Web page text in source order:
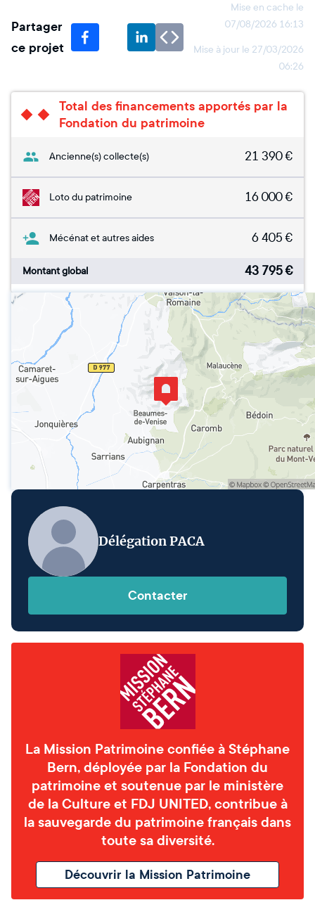
Partager
ce projet
Mise en cache le
07/08/2026 16:13
Mise à jour le 27/03/2026
06:26
Total des financements apportés par la
Fondation du patrimoine
Ancienne(s) collecte(s) 21 390€
Loto du patrimoine 16 000€
Mécénat et autres aides 6 405 €
Montant global 43 795€
Délégation PACA
Contacter
La Mission Patrimoine confiée à Stéphane
Bern, déployée par la Fondation du
patrimoine et soutenue par le ministère
de la Culture et FDJ UNITED, contribue à
la sauvegarde du patrimoine français dans
toute sa diversité.
Découvrir la Mission Patrimoine